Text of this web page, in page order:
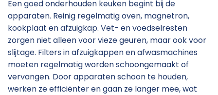
Een goed onderhouden keuken begint bij de
apparaten. Reinig regelmatig oven, magnetron,
kookplaat en afzuigkap. Vet- en voedselresten
zorgen niet alleen voor vieze geuren, maar ook voor
slijtage. Filters in afzuigkappen en afwasmachines
moeten regelmatig worden schoongemaakt of
vervangen. Door apparaten schoon te houden,
werken ze efficiënter en gaan ze langer mee, wat